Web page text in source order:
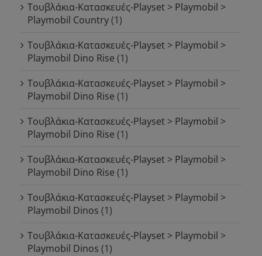
Τουβλάκια-Κατασκευές-Playset > Playmobil >
Playmobil Country(1)
Τουβλάκια-Κατασκευές-Playset > Playmobil >
Playmobil Dino Rise (1)
Τουβλάκια-Κατασκευές-Playset > Playmobil >
Playmobil Dino Rise (1)
Τουβλάκια-Κατασκευές-Playset > Playmobil >
Playmobil Dino Rise (1)
Τουβλάκια-Κατασκευές-Playset > Playmobil >
Playmobil Dino Rise (1)
Τουβλάκια-Κατασκευές-Playset > Playmobil >
Playmobil Dinos (1)
Τουβλάκια-Κατασκευές-Playset > Playmobil >
Playmobil Dinos (1)